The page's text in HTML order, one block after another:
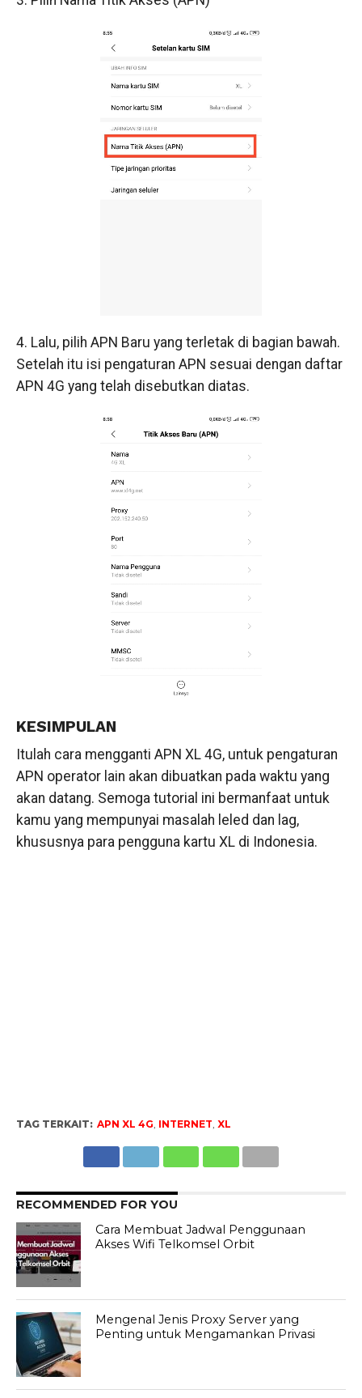
4. Lalu, pilih APN Baru yang terletak di bagian bawah.
Setelah itu isi pengaturan APN sesuai dengan daftar
APN 4G yang telah disebutkan diatas.
KESIMPULAN
Itulah cara mengganti APN XL 4G, untuk pengaturan
APN operator lain akan dibuatkan pada waktu yang
akan datang. Semoga tutorial ini bermanfaat untuk
kamu yang mempunyai masalah leled dan lag,
khususnya para pengguna kartu XL di Indonesia.
TAG TERKAIT: APN XL 4G, INTERNET, XL
RECOMMENDED FOR YOU
Cara Membuat Jadwal Penggunaan
Akses Wifi Telkomsel Orbit
Mengenal Jenis Proxy Server yang
Penting untuk Mengamankan Privasi